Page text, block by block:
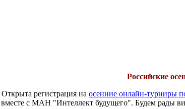
Российские
Открыта регистрация на осенние онлайн-турниры
с МАН "Интеллект будущего". Будем рады